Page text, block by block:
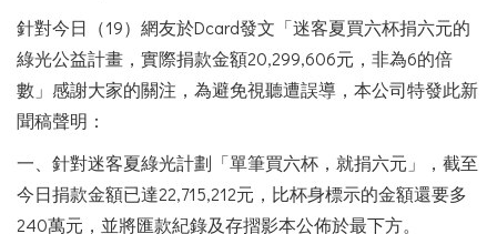
針對今日（19）網友於Dcard發文「迷客夏買六杯捐六元的
綠光公益計畫，實際捐款金額20,299,606元，非為6的倍
數」感謝大家的關注，為避免視聽遭誤導，本公司特發此新
聞稿聲明：
一、針對迷客夏綠光計劃「單筆買六杯，就捐六元」，截至
今日捐款金額已達22,715,212元，比杯身標示的金額還要多
240萬元，並將匯款紀錄及存摺影本公佈於最下方。